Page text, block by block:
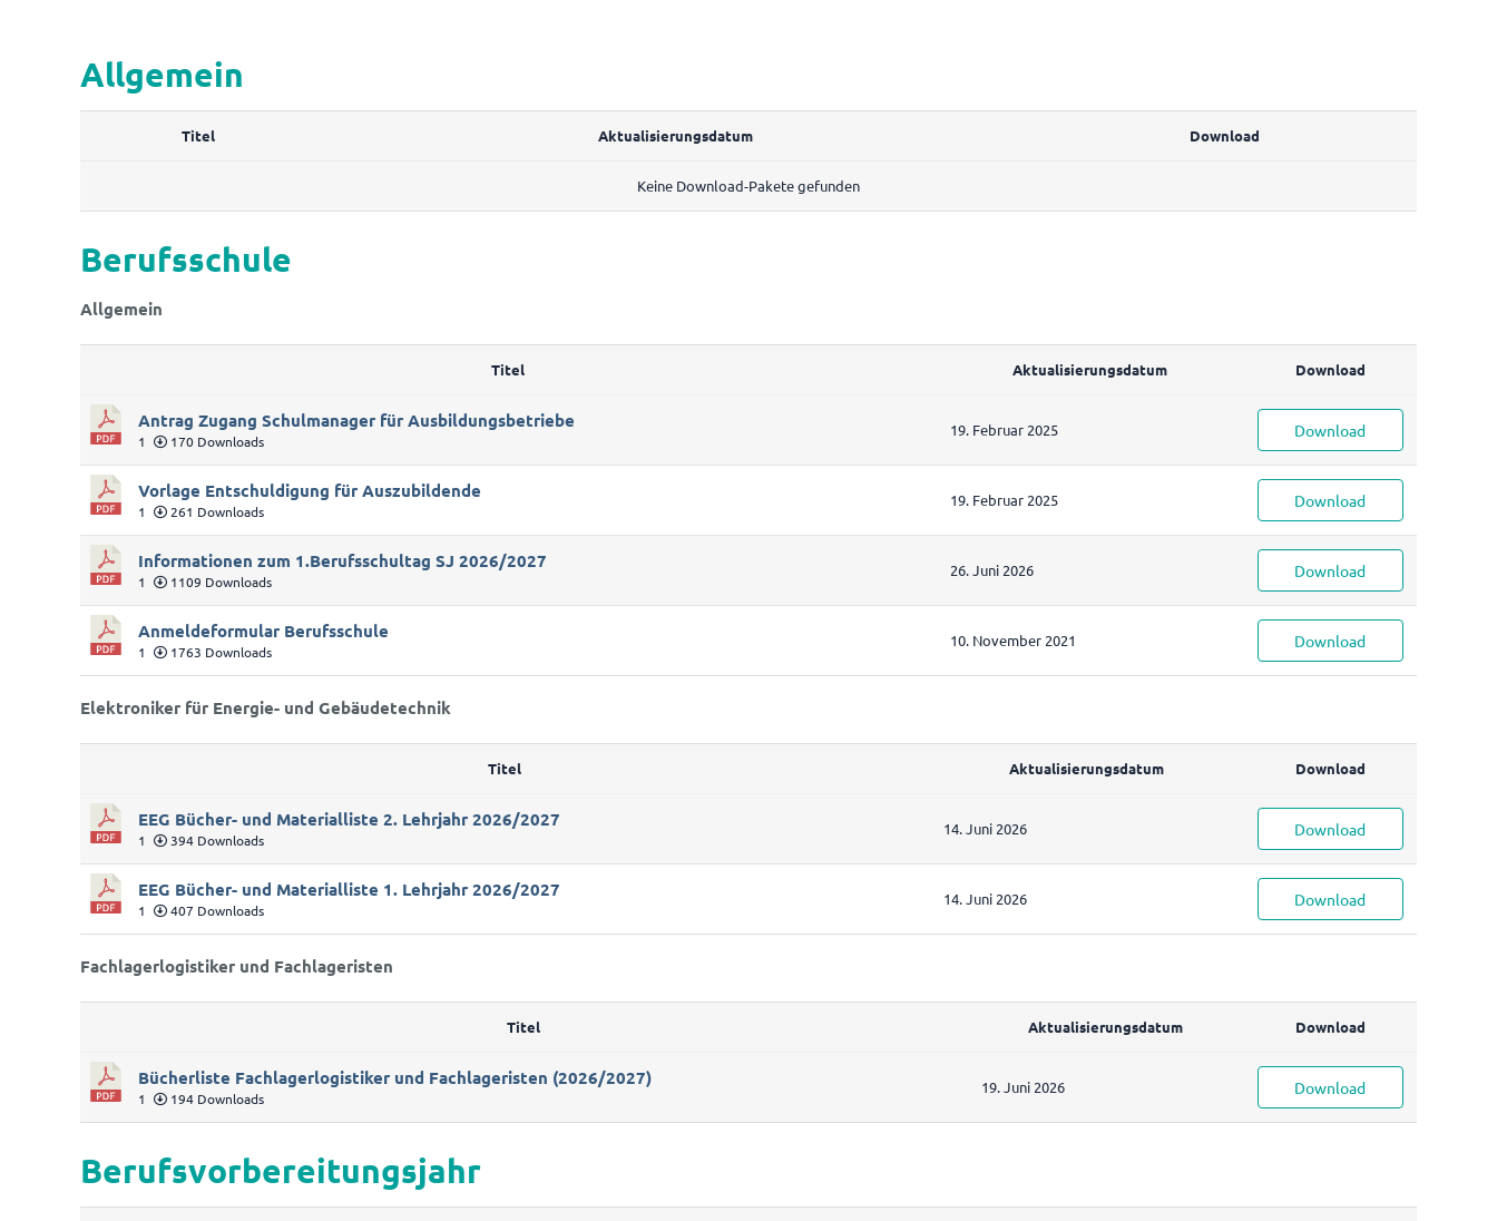
Allgemein
Titel Aktualisierungsdatum Download
Keine Download-Pakete gefunden
Berufsschule
Allgemein
Titel Aktualisierungsdatum Download
Antrag Zugang Schulmanager für Ausbildungsbetriebe
1 170 Downloads
19. Februar 2025 Download
Vorlage Entschuldigung für Auszubildende
1 261 Downloads
19. Februar 2025 Download
Informationen zum 1.Berufsschultag SJ 2026/2027
1 1109 Downloads
26. Juni 2026 Download
Anmeldeformular Berufsschule
1 1763 Downloads
10. November 2021 Download
Elektroniker für Energie- und Gebäudetechnik
Titel Aktualisierungsdatum Download
EEG Bücher- und Materialliste 2. Lehrjahr 2026/2027
1 394 Downloads
14. Juni 2026 Download
EEG Bücher- und Materialliste 1. Lehrjahr 2026/2027
1 407 Downloads
14. Juni 2026 Download
Fachlagerlogistiker und Fachlageristen
Titel Aktualisierungsdatum Download
Bücherliste Fachlagerlogistiker und Fachlageristen (2026/2027)
1 194 Downloads
19. Juni 2026 Download
Berufsvorbereitungsjahr